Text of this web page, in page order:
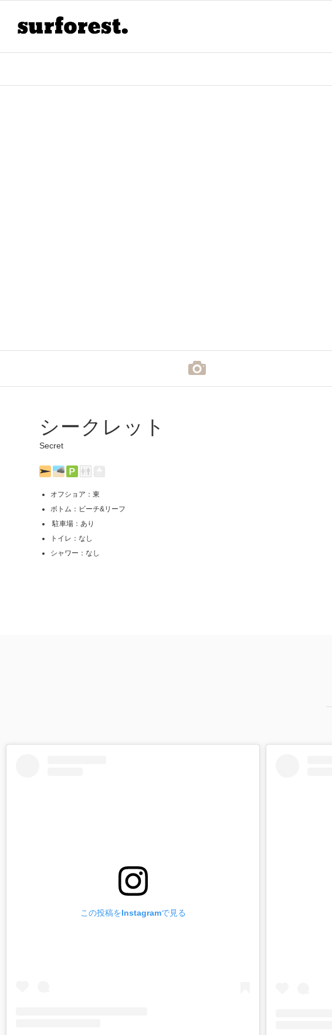
シークレット
Secret
オフショア：東
ボトム：ビーチ&リーフ
駐車場：あり
トイレ：なし
シャワー：なし
この投稿をInstagramで見る